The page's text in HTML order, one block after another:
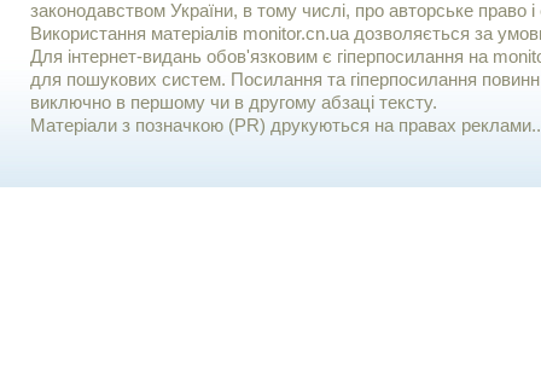
законодавством України, в тому числі, про авторське право і
Використання матерiалiв monitor.cn.ua дозволяється за
Для iнтернет-видань обов'язковим є гiперпосилання на
для пошукових систем. Посилання та гіперпосилання
виключно в першому чи в другому абзаці тексту.
Матеріали з позначкою (PR) друкуються на правах реклами..